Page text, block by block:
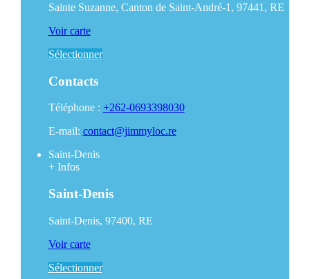
Sainte Suzanne, Canton de Saint-André-1, 97441, RE
Voir carte
Sélectionner
Contacts
Téléphone : +262-0693398030
E-mail: contact@jimmyloc.re
Saint-Denis
+Infos
Saint-Denis
Saint-Denis, 97400, RE
Voir carte
Sélectionner